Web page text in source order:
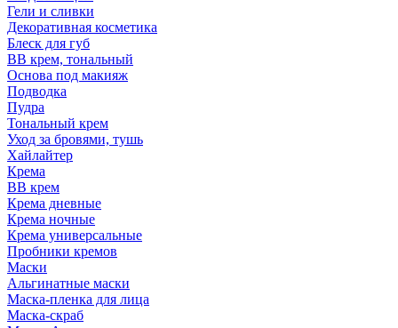
Гели и сливки
Декоративная косметика
Блеск для губ
ВВ крем, тональный
Основа под макияж
Подводка
Пудра
Тональный крем
Уход за бровями, тушь
Хайлайтер
Крема
ВВ крем
Крема дневные
Крема ночные
Крема универсальные
Пробники кремов
Маски
Альгинатные маски
Маска-пленка для лица
Маска-скраб